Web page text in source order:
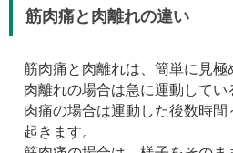
筋肉痛と肉離れの違い
筋肉痛と肉離れは、簡単に見極
肉離れの場合は急に運動して
肉痛の場合は運動した後数時間
起きます。